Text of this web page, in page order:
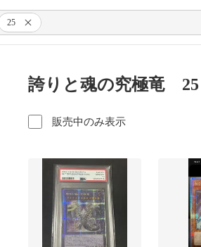
25
誇りと魂の究極竜 25
販売中のみ表示